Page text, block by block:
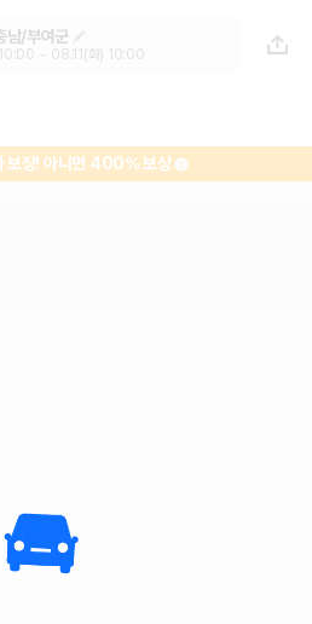
여군 렌터카 가격비
위 카모아
남/부여군
~ 08.11(화) 10:00
보장! 아니면 400% 보상